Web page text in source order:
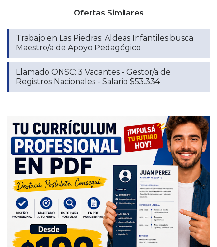
Ofertas Similares
Trabajo en Las Piedras: Aldeas Infantiles busca
Maestro/a de Apoyo Pedagógico
Llamado ONSC: 3 Vacantes - Gestor/a de
Registros Nacionales - Salario $53.334